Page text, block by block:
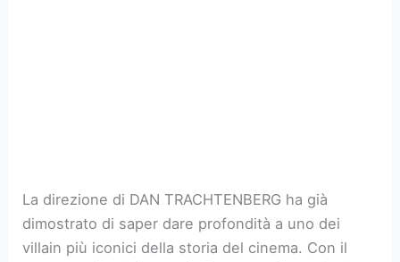
La direzione di DAN TRACHTENBERG ha già
dimostrato di saper dare profondità a uno dei
villain più iconici della storia del cinema. Con il